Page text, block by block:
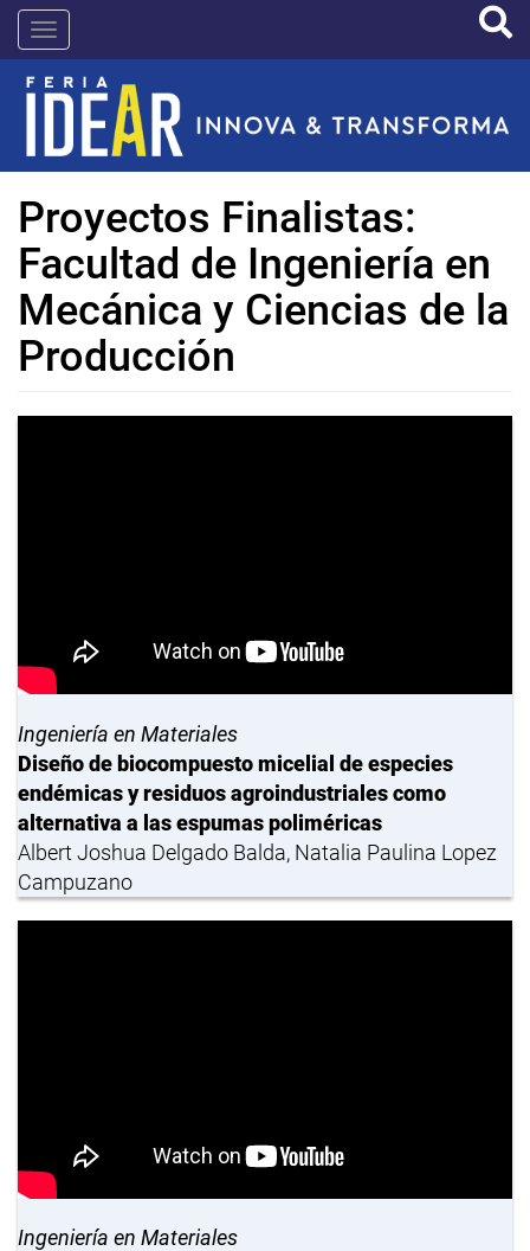
Pasar
contenido
principal
IDEAR
Proyectos Finalistas:
Facultad de Ingeniería en
Mecánica y Ciencias de la
Producción
Ingeniería en Materiales
Diseño de biocompuesto micelial de especies
endémicas y residuos agroindustriales como
alternativa a las espumas poliméricas
Albert Joshua Delgado Balda, Natalia Paulina Lopez
Campuzano
Ingeniería en Materiales